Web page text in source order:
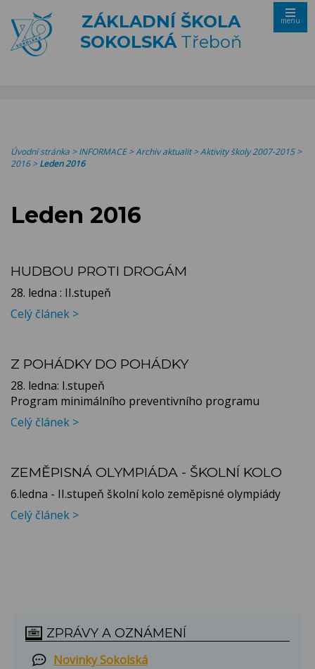
ZÁKLADNÍ ŠKOLA
SOKOLSKÁTřeboň
menu
Úvodní stránka >INFORMACE>Archiv aktualit>Aktivity školy 2007-2015>
2016>Leden 2016
Leden 2016
HUDBOU PROTI DROGÁM
28. ledna : II.stupeň
Celý článek >
Z POHÁDKY DO POHÁDKY
28. ledna: I.stupeň
Program minimálního preventivního programu
Celý článek >
ZEMĚPISNÁ OLYMPIÁDA - ŠKOLNÍ KOLO
6.ledna - II.stupeň školní kolo zeměpisné olympiády
Celý článek >
ZPRÁVY A OZNÁMENÍ
Novinky Sokolská